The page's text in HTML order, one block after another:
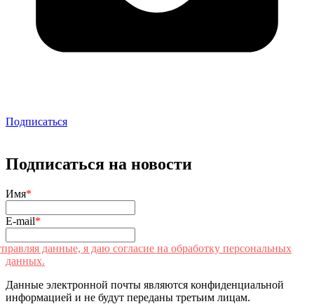
Подписаться
Подписаться на новости
Имя*
E-mail*
данные, я даю согласие на обработку персональных
данных.
Данные электронной почты являются конфиденциальной
информацией и не будут переданы третьим лицам.